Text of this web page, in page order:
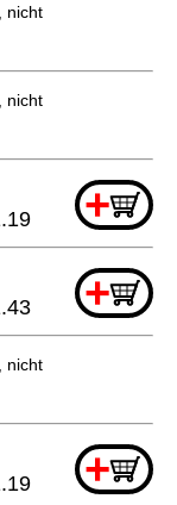
bestellbar
bestellbar
+
+
bestellbar
+